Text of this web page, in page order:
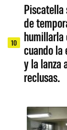
10
Piscatella
de
humillarla
cuando la
y la lanza
reclusas.